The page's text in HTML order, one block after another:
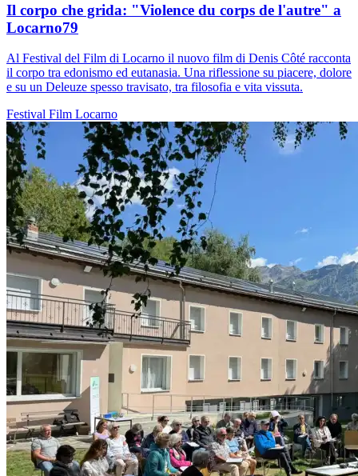
Il corpo che grida: "Violence du corps de l'autre" a
Locarno79
Al Festival del Film di Locarno il nuovo film di Denis Côté racconta
il corpo tra edonismo ed eutanasia. Una riflessione su piacere, dolore
e su un Deleuze spesso travisato, tra filosofia e vita vissuta.
Festival Film Locarno